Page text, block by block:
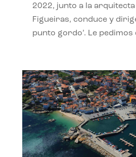
2022, junto a la
Figueiras, conduce y
punto gordo’. Le